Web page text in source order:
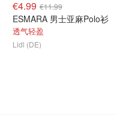
€4.99 €11.99
ESMARA 男士亚麻Polo衫
透气轻盈
Lidl (DE)